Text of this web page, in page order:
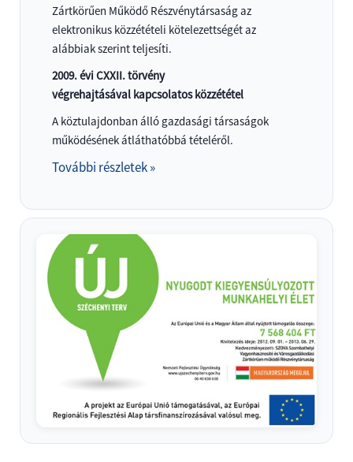
Zártkörűen Működő Részvénytársaság az
elektronikus közzétételi kötelezettségét az
alábbiak szerint teljesíti.
2009. évi CXXII. törvény
végrehajtásával kapcsolatos közzététel
A köztulajdonban álló gazdasági társaságok
működésének átláthatóbbá tételéről.
További részletek »